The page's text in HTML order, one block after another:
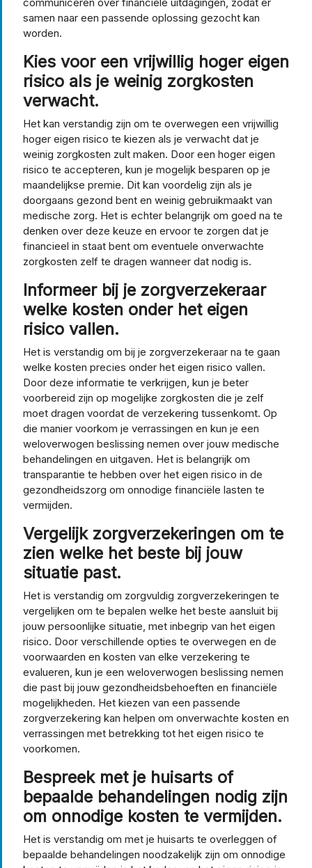
samen naar een passende oplossing gezocht kan
worden.
Kies voor een vrijwillig hoger eigen
risico als je weinig zorgkosten
verwacht.
Het kan verstandig zijn om te overwegen een vrijwillig
hoger eigen risico te kiezen als je verwacht dat je
weinig zorgkosten zult maken. Door een hoger eigen
risico te accepteren, kun je mogelijk besparen op je
maandelijkse premie. Dit kan voordelig zijn als je
doorgaans gezond bent en weinig gebruikmaakt van
medische zorg. Het is echter belangrijk om goed na te
denken over deze keuze en ervoor te zorgen dat je
financieel in staat bent om eventuele onverwachte
zorgkosten zelf te dragen wanneer dat nodig is.
Informeer bij je zorgverzekeraar
welke kosten onder het eigen
risico vallen.
Het is verstandig om bij je zorgverzekeraar na te gaan
welke kosten precies onder het eigen risico vallen.
Door deze informatie te verkrijgen, kun je beter
voorbereid zijn op mogelijke zorgkosten die je zelf
moet dragen voordat de verzekering tussenkomt. Op
die manier voorkom je verrassingen en kun je een
weloverwogen beslissing nemen over jouw medische
behandelingen en uitgaven. Het is belangrijk om
transparantie te hebben over het eigen risico in de
gezondheidszorg om onnodige financiële lasten te
vermijden.
Vergelijk zorgverzekeringen om te
zien welke het beste bij jouw
situatie past.
Het is verstandig om zorgvuldig zorgverzekeringen te
vergelijken om te bepalen welke het beste aansluit bij
jouw persoonlijke situatie, met inbegrip van het eigen
risico. Door verschillende opties te overwegen en de
voorwaarden en kosten van elke verzekering te
evalueren, kun je een weloverwogen beslissing nemen
die past bij jouw gezondheidsbehoeften en financiële
mogelijkheden. Het kiezen van een passende
zorgverzekering kan helpen om onverwachte kosten en
verrassingen met betrekking tot het eigen risico te
voorkomen.
Bespreek met je huisarts of
bepaalde behandelingen nodig zijn
om onnodige kosten te vermijden.
Het is verstandig om met je huisarts te overleggen of
bepaalde behandelingen noodzakelijk zijn om onnodige